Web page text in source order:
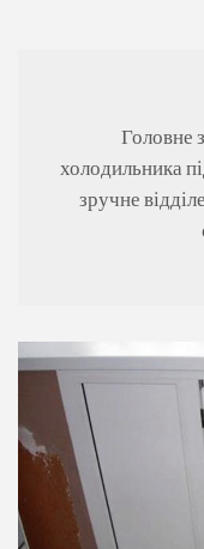
Головне
холодильника
зручне